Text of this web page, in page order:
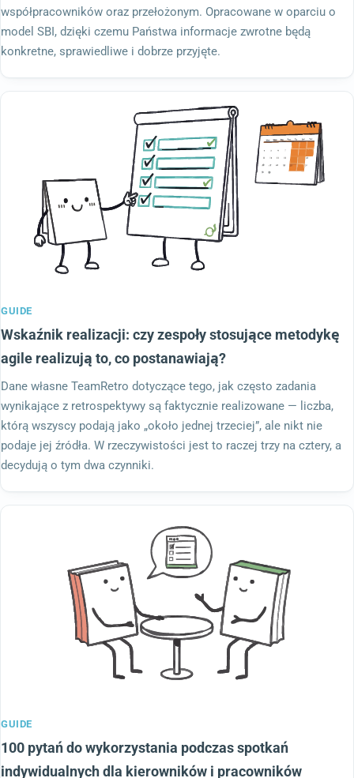
współpracowników oraz przełożonym. Opracowane w oparciu o
model SBI, dzięki czemu Państwa informacje zwrotne będą
konkretne, sprawiedliwe i dobrze przyjęte.
GUIDE
Wskaźnik realizacji: czy zespoły stosujące metodykę
agile realizują to, co postanawiają?
Dane własne TeamRetro dotyczące tego, jak często zadania
wynikające z retrospektywy są faktycznie realizowane — liczba,
którą wszyscy podają jako „około jednej trzeciej”, ale nikt nie
podaje jej źródła. W rzeczywistości jest to raczej trzy na cztery, a
decydują o tym dwa czynniki.
GUIDE
100 pytań do wykorzystania podczas spotkań
indywidualnych dla kierowników i pracowników